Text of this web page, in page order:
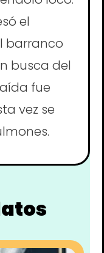
el
barranco
busca del
fue
vez se